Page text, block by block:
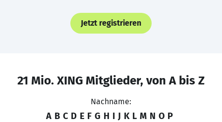
Jetzt registrieren
21 Mio. XING Mitglieder, von A bis Z
Nachname:
A B C D E F G H I J K L M N O P